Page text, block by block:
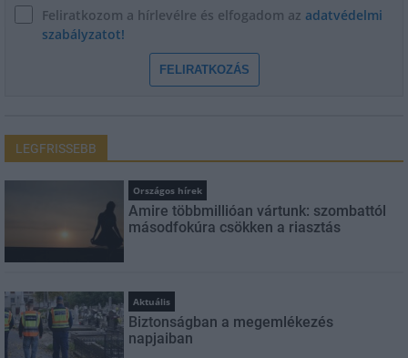
Feliratkozom a hírlevélre és elfogadom az adatvédelmi
szabályzatot!
FELIRATKOZÁS
LEGFRISSEBB
Országos hírek
Amire többmillióan vártunk: szombattól
másodfokúra csökken a riasztás
Aktuális
Biztonságban a megemlékezés
napjaiban